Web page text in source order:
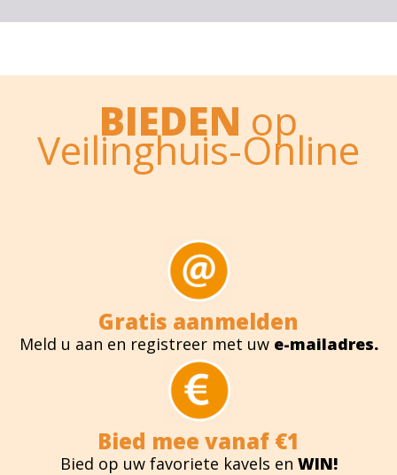
BIEDEN op
Veilinghuis-Online
Gratis aanmelden
Meld u aan en registreer met uw e-mailadres.
Bied mee vanaf €1
Bied op uw favoriete kavels en WIN!